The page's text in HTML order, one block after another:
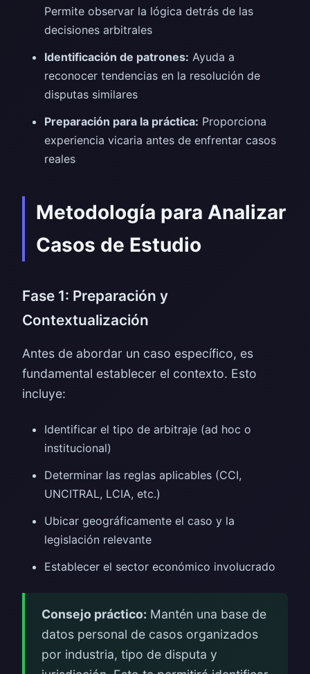
Permite observar la lógica detrás de las
decisiones arbitrales
Identificación de patrones: Ayuda a
reconocer tendencias en la resolución de
disputas similares
Preparación para la práctica: Proporciona
experiencia vicaria antes de enfrentar casos
reales
Metodología para Analizar
Casos de Estudio
Fase 1: Preparación y
Contextualización
Antes de abordar un caso específico, es
fundamental establecer el contexto. Esto
incluye:
Identificar el tipo de arbitraje (ad hoc o
institucional)
Determinar las reglas aplicables (CCI,
UNCITRAL, LCIA, etc.)
Ubicar geográficamente el caso y la
legislación relevante
Establecer el sector económico involucrado
Consejo práctico: Mantén una base de
datos personal de casos organizados
por industria, tipo de disputa y